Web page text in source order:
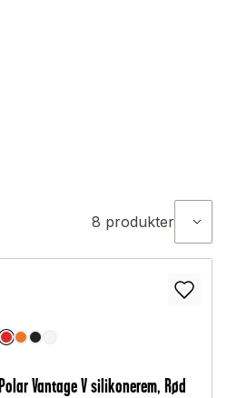
8 produkter
Polar Vantage V silikonerem, Rød